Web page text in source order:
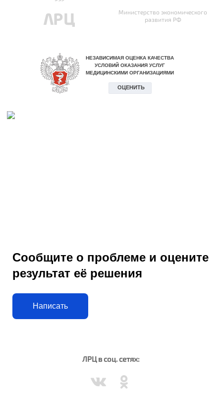
Министерство экономического
развития РФ
Сообщите о проблеме и оцените
результат её решения
Написать
ЛРЦ в соц. сетях: